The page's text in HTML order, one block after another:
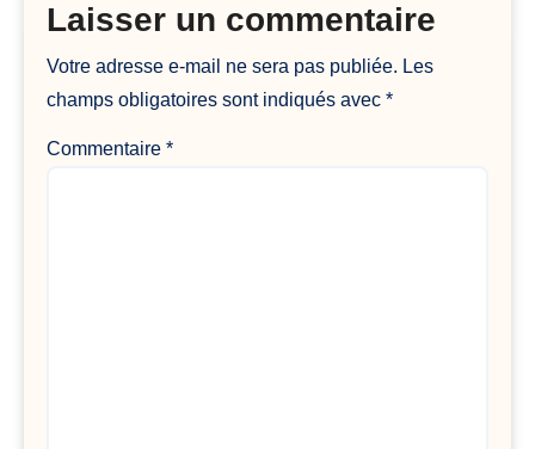
Laisser un commentaire
Votre adresse e-mail ne sera pas publiée. Les
champs obligatoires sont indiqués avec*
Commentaire*